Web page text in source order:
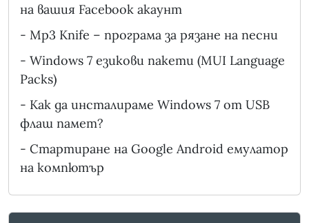
на вашия Facebook акаунт
- Mp3 Knife – програма за рязане на песни
- Windows 7 езикови пакети (MUI Language
Packs)
- Как да инсталираме Windows 7 от USB
флаш памет?
- Стартиране на Google Android емулатор
на компютър